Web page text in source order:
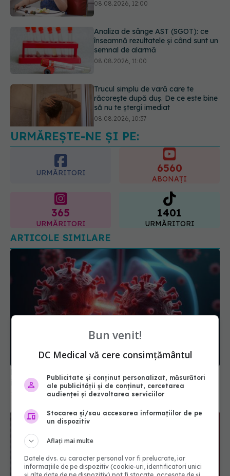
08.08.2026, 11:00
Trucul simplu de vară care te
răcorește după duș. De ce este bine
să nu te ștergi imediat
08.08.2026, 10:37
Bacteria din intestin care a crescut
forța musculară cu 30%
08.08.2026, 14:00
URMĂREȘTE-NE ȘI PE:
URMĂRITORI 6560
ABONAȚI
365
URMĂRITORI
1401
URMĂRITORI
ARTICOLE SIMILARE
NB.1.8.1, noua variantă COVID care stimulează
infecțiile. Care sunt simptomele
28 mai 2025, 17:14
Bun venit!
DC Medical vă cere consimțământul
Publicitate și conținut personalizat, măsurători
ale publicității și de conținut, cercetarea
audienței și dezvoltarea serviciilor
Stocarea și/sau accesarea informațiilor de pe
un dispozitiv
Aflați mai multe
Datele dvs. cu caracter personal vor fi prelucrate, iar
informațiile de pe dispozitiv (cookie-uri, identificatori unici